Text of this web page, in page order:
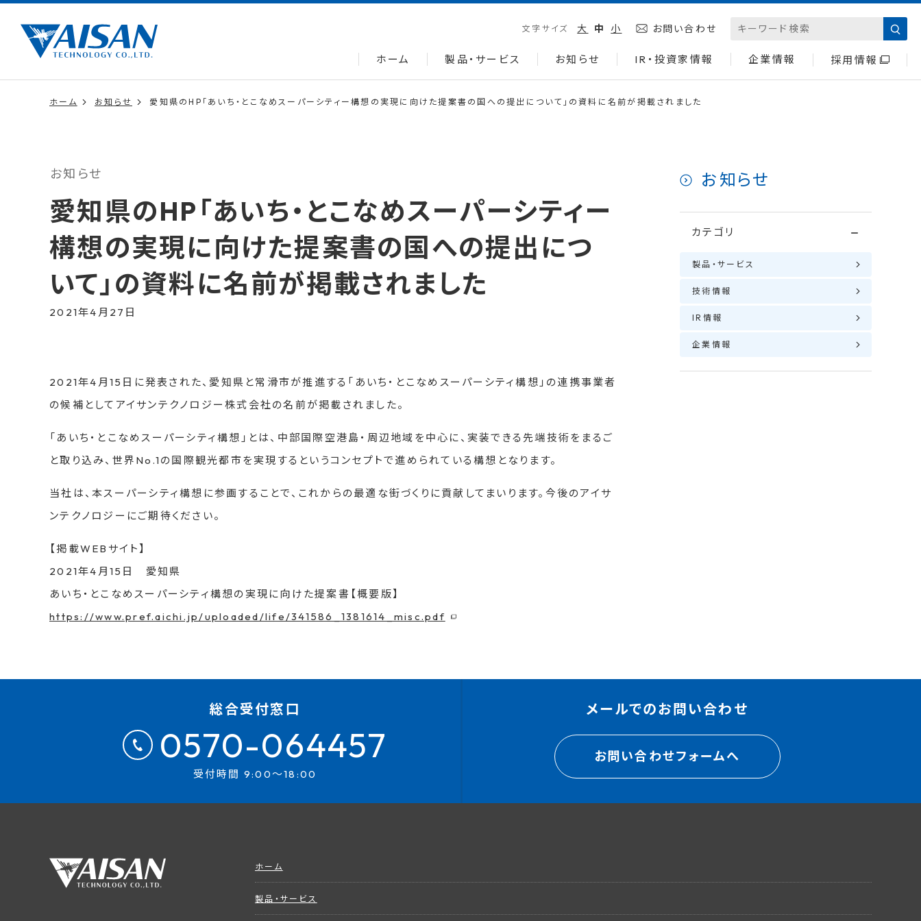
文字サイズ 大 中 小 お問い合わせ
ホーム 製品・サービス お知らせ IR・投資家情報 企業情報 採用情報
ホーム お知らせ 愛知県のHP「あいち・とこなめスーパーシティー構想の実現に向けた提案書の国への提出について」の資料に名前が掲載されました
お知らせ
愛知県のHP「あいち・とこなめスーパーシティー
構想の実現に向けた提案書の国への提出につ
いて」の資料に名前が掲載されました
2021年4月27日
2021年4月15日に発表された、愛知県と常滑市が推進する「あいち・とこなめスーパーシティ構想」の連携事業者
の候補としてアイサンテクノロジー株式会社の名前が掲載されました。
「あいち・とこなめスーパーシティ構想」とは、中部国際空港島・周辺地域を中心に、実装できる先端技術をまるご
と取り込み、世界No.1の国際観光都市を実現するというコンセプトで進められている構想となります。
当社は、本スーパーシティ構想に参画することで、これからの最適な街づくりに貢献してまいります。今後のアイサ
ンテクノロジーにご期待ください。
【掲載WEBサイト】
2021年4月15日 愛知県
あいち・とこなめスーパーシティ構想の実現に向けた提案書【概要版】
https://www.pref.aichi.jp/uploaded/life/341586_1381614_misc.pdf
お知らせ
カテゴリ
製品・サービス
技術情報
IR情報
企業情報
総合受付窓口
0570-064457
受付時間 9:00～18:00
メールでのお問い合わせ
お問い合わせフォームへ
ホーム
製品・サービス